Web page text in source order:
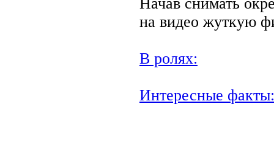
на видео жуткую
В ролях:
Интересные факты: